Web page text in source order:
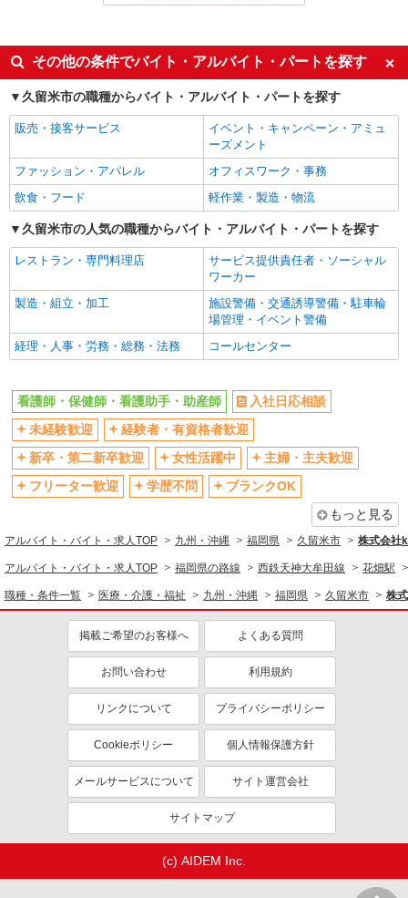
未経験歓迎
ミドル（40代～）活躍中
ボーナス・賞与あり
車通勤OK
交通費支給
社会保険あり
産休・育休取得実績あり
その他の条件でバイト・アルバイト・パートを探す
久留米市の職種からバイト・アルバイト・パートを探す
販売・接客サービス
イベント・キャンペーン・アミュ
ーズメント
ファッション・アパレル
オフィスワーク・事務
飲食・フード
軽作業・製造・物流
久留米市の人気の職種からバイト・アルバイト・パートを探す
レストラン・専門料理店
サービス提供責任者・ソーシャル
ワーカー
製造・組立・加工
施設警備・交通誘導警備・駐車輪
場管理・イベント警備
経理・人事・労務・総務・法務
コールセンター
看護師・保健師・看護助手・助産師
入社日応相談
未経験歓迎
経験者・有資格者歓迎
新卒・第二新卒歓迎
女性活躍中
主婦・主夫歓迎
フリーター歓迎
学歴不問
ブランクOK
もっと見る
アルバイト・バイト・求人TOP 九州・沖縄 福岡県 久留米市 株式会社
アルバイト・バイト・求人TOP 福岡県の路線 西鉄天神大牟田線 花畑駅
職種・条件一覧 医療・介護・福祉 九州・沖縄 福岡県 久留米市 株
掲載ご希望のお客様へ よくある質問
お問い合わせ 利用規約
リンクについて プライバシーポリシー
Cookieポリシー 個人情報保護方針
メールサービスについて サイト運営会社
サイトマップ
(c) AIDEM Inc.